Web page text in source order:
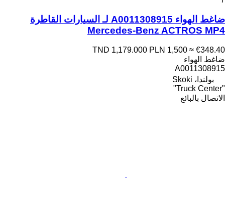
ضاغط الهواء A0011308915 لـ السيارات القاطرة
Mercedes-Benz ACTROS MP4
TND 1,179.000 PLN 1,500 ≈ €348.40
ضاغط الهواء
A0011308915
بولندا، Skoki
"Truck Center"
الاتصال بالبائع